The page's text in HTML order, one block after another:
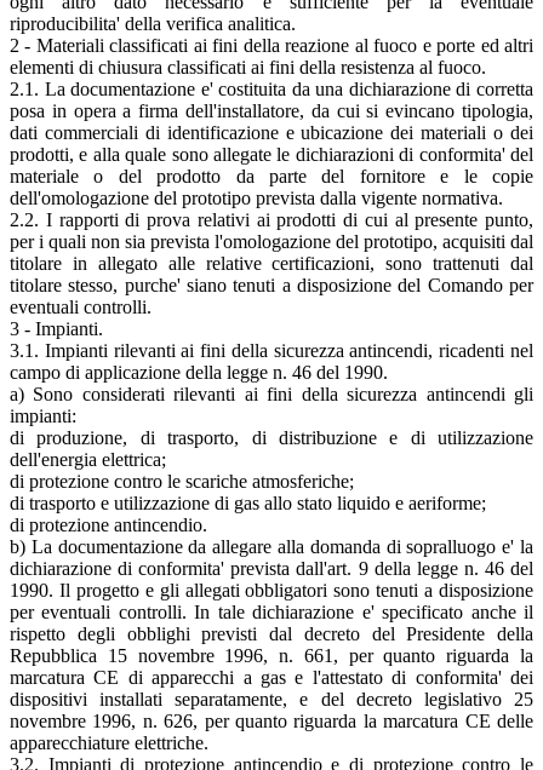
riproducibilita' della verifica analitica.
2 - Materiali classificati ai fini della reazione al fuoco e porte ed altri
elementi di chiusura classificati ai fini della resistenza al fuoco.
2.1. La documentazione e' costituita da una dichiarazione di corretta
posa in opera a firma dell'installatore, da cui si evincano tipologia,
dati commerciali di identificazione e ubicazione dei materiali o dei
prodotti, e alla quale sono allegate le dichiarazioni di conformita' del
materiale o del prodotto da parte del fornitore e le copie
dell'omologazione del prototipo prevista dalla vigente normativa.
2.2. I rapporti di prova relativi ai prodotti di cui al presente punto,
per i quali non sia prevista l'omologazione del prototipo, acquisiti dal
titolare in allegato alle relative certificazioni, sono trattenuti dal
titolare stesso, purche' siano tenuti a disposizione del Comando per
eventuali controlli.
3 - Impianti.
3.1. Impianti rilevanti ai fini della sicurezza antincendi, ricadenti nel
campo di applicazione della legge n. 46 del 1990.
a) Sono considerati rilevanti ai fini della sicurezza antincendi gli
impianti:
di produzione, di trasporto, di distribuzione e di utilizzazione
dell'energia elettrica;
di protezione contro le scariche atmosferiche;
di trasporto e utilizzazione di gas allo stato liquido e aeriforme;
di protezione antincendio.
b) La documentazione da allegare alla domanda di sopralluogo e' la
dichiarazione di conformita' prevista dall'art. 9 della legge n. 46 del
1990. Il progetto e gli allegati obbligatori sono tenuti a disposizione
per eventuali controlli. In tale dichiarazione e' specificato anche il
rispetto degli obblighi previsti dal decreto del Presidente della
Repubblica 15 novembre 1996, n. 661, per quanto riguarda la
marcatura CE di apparecchi a gas e l'attestato di conformita' dei
dispositivi installati separatamente, e del decreto legislativo 25
novembre 1996, n. 626, per quanto riguarda la marcatura CE delle
apparecchiature elettriche.
3.2. Impianti di protezione antincendio e di protezione contro le